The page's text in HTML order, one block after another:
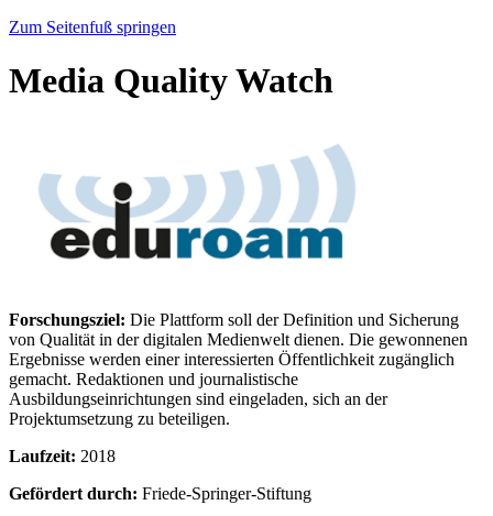
Zum Seitenfuß springen
Media Quality Watch
Forschungsziel: Die Plattform soll der Definition und Sicherung
von Qualität in der digitalen Medienwelt dienen. Die gewonnenen
Ergebnisse werden einer interessierten Öffentlichkeit zugänglich
gemacht. Redaktionen und journalistische
Ausbildungseinrichtungen sind eingeladen, sich an der
Projektumsetzung zu beteiligen.
Laufzeit: 2018
Gefördert durch: Friede-Springer-Stiftung